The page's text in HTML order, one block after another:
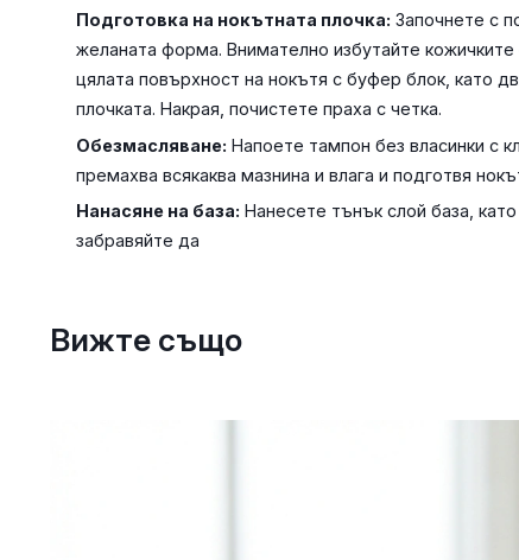
Подготовка на нокътната плочка: Започнете с
желаната форма. Внимателно избутайте
цялата повърхност на нокътя с буфер блок, като
плочката. Накрая, почистете праха с четка.
Обезмасляване: Напоете тампон без власинки с
премахва всякаква мазнина и влага и подготвя
Нанасяне на база: Нанесете тънък слой база,
забравяйте да
Вижте също